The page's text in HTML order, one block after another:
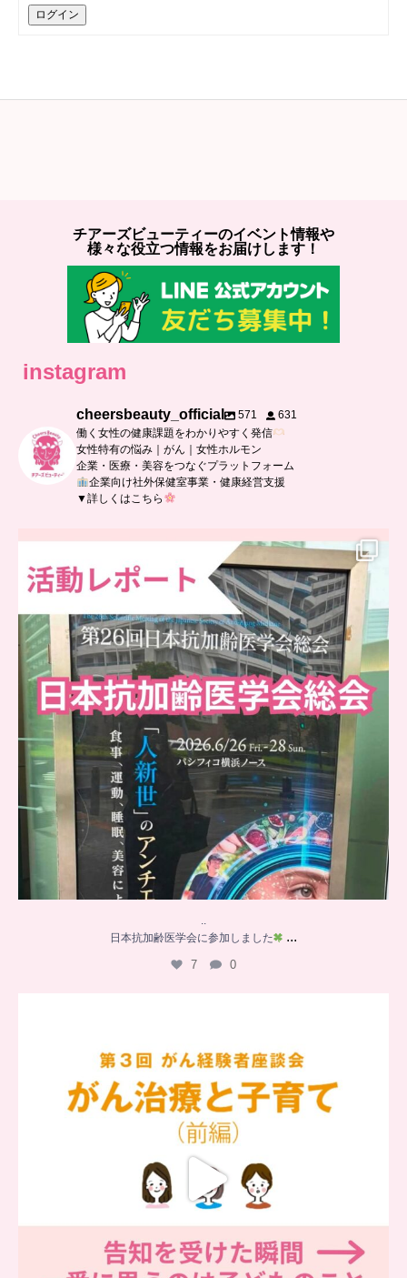
ログイン
チアーズビューティーのイベント情報や
様々な役立つ情報をお届けします！
instagram
cheersbeauty_official 571
631
働く女性の健康課題をわかりやすく発信
女性特有の悩み｜がん｜女性ホルモン
企業・医療・美容をつなぐプラットフォーム
企業向け社外保健室事業・健康経営支援
▼詳しくはこちら
..
日本抗加齢医学会に参加しました
0
..
日本抗加齢医学会に参加しました
...
7 0